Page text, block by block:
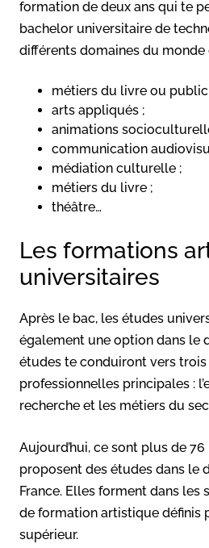
formation de deux ans qui te
bachelor universitaire de
différents domaines du monde
métiers du livre ou
arts appliqués ;
animations
communication
médiation culturelle ;
métiers du livre ;
théâtre…
Les formations
universitaires
Après le bac, les études
également une option dans le
études te conduiront vers
professionnelles principales :
recherche et les métiers du
Aujourd’hui, ce sont plus de
proposent des études dans le
France. Elles forment dans les
de formation artistique définis
supérieur.